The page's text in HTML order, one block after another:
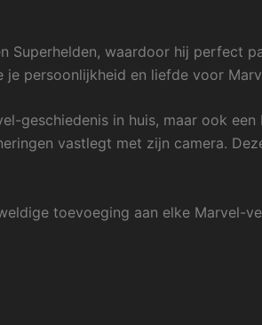
Superhelden, waardoor hij perfect
persoonlijkheid en liefde voor
geschiedenis in huis, maar ook
vastlegt met zijn camera.
toevoeging aan elke Marvel-